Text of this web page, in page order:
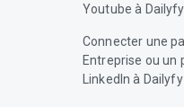
Youtube à Dailyfy
Connecter une
Entreprise ou un
LinkedIn à Dailyfy